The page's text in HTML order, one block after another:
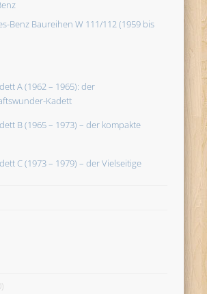
Benz Baureihen W 111/112 (1959 bis
A (1962 – 1965): der
Kadett
B (1965 – 1973) – der kompakte
C (1973 – 1979) – der Vielseitige